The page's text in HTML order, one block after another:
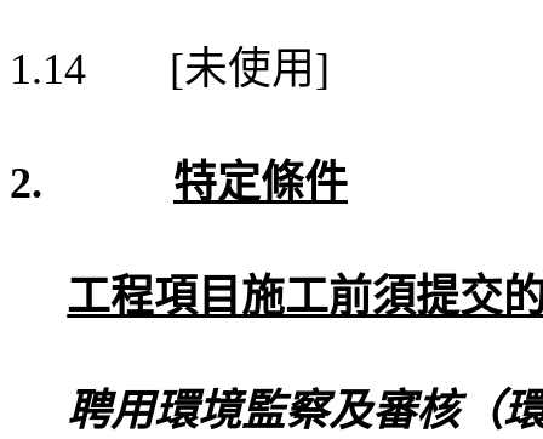
1.14 [未使用]
2.
特定條件
工程項目施工前須提交
聘用環境監察及審核（